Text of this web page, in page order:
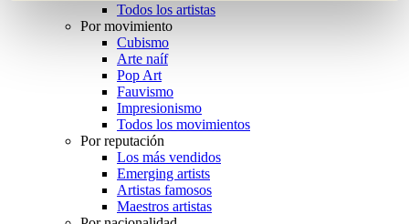
Todos los artistas
Por movimiento
Cubismo
Arte naíf
Pop Art
Fauvismo
Impresionismo
Todos los movimientos
Por reputación
Los más vendidos
Emerging artists
Artistas famosos
Maestros artistas